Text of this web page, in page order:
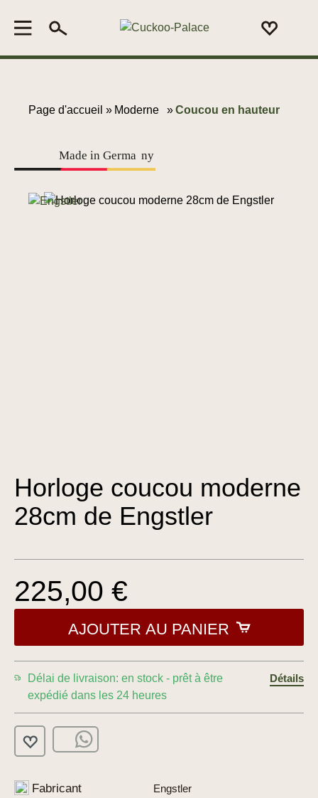
Page d'accueil » Moderne »Coucou en hauteur
Made in Germa ny
Horloge coucou moderne
28cm de Engstler
225,00 €
AJOUTER AU PANIER
Délai de livraison: en stock - prêt à être
expédié dans les 24 heures
Détails
Fabricant Engstler